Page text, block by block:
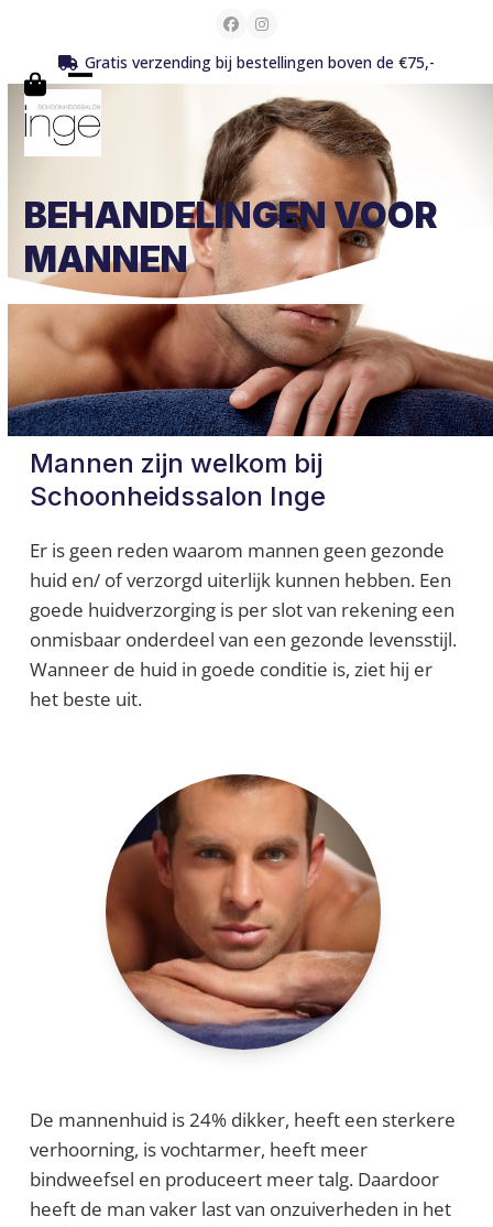
content
FacebookInstagram
Gratis verzending bij bestellingen boven de €75,-
Open
mobile
Close
mobile
BEHANDELINGEN VOOR
MANNEN
Mannen zijn welkom bij
Schoonheidssalon Inge
Er is geen reden waarom mannen geen gezonde
huid en/ of verzorgd uiterlijk kunnen hebben. Een
goede huidverzorging is per slot van rekening een
onmisbaar onderdeel van een gezonde levensstijl.
Wanneer de huid in goede conditie is, ziet hij er
het beste uit.
De mannenhuid is 24% dikker, heeft een sterkere
verhoorning, is vochtarmer, heeft meer
bindweefsel en produceert meer talg. Daardoor
heeft de man vaker last van onzuiverheden in het